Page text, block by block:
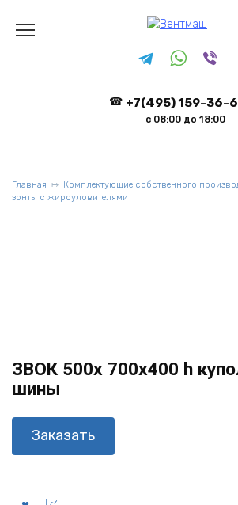
содержанию
+7(495) 159-36-
с 08:00 до 18:00
Главная Комплектующие собственного
зонты с жироуловителями
ЗВОК 500х 700х400 h
шины
Заказать